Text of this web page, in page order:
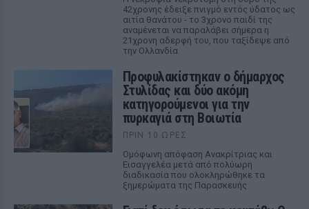
42χρονης έδειξε πνιγμό εντός ύδατος ως
αιτία θανάτου - το 3χρονο παιδί της
αναμένεται να παραλάβει σήμερα η
21χρονη αδερφή του, που ταξίδεψε από
την Ολλανδία
Προφυλακίστηκαν ο δήμαρχος
Στυλίδας και δύο ακόμη
κατηγορούμενοι για την
πυρκαγιά στη Βοιωτία
ΠΡΙΝ 10 ΏΡΕΣ
Ομόφωνη απόφαση Ανακρίτριας και
Εισαγγελέα μετά από πολύωρη
διαδικασία που ολοκληρώθηκε τα
ξημερώματα της Παρασκευής